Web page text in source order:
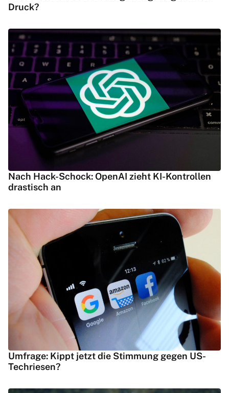
Druck?
Nach Hack-Schock: OpenAI zieht KI-Kontrollen
drastisch an
Umfrage: Kippt jetzt die Stimmung gegen US-
Techriesen?